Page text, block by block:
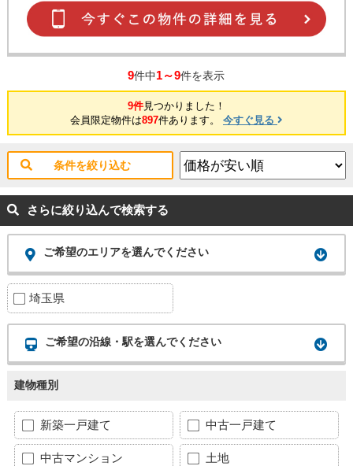
9件中1～9件を表示
9件見つかりました！
会員限定物件は897件あります。 今すぐ見る
条件を絞り込む
さらに絞り込んで検索する
ご希望のエリアを選んでください
埼玉県
ご希望の沿線・駅を選んでください
建物種別
新築一戸建て 中古一戸建て
中古マンション 土地